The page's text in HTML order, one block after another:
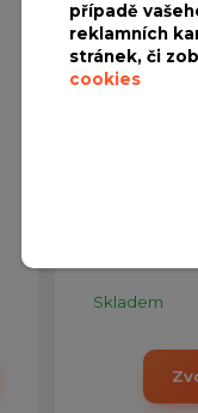
Kamenný
Alicante
Skladem
případě
reklamních
stránek, či
cookies